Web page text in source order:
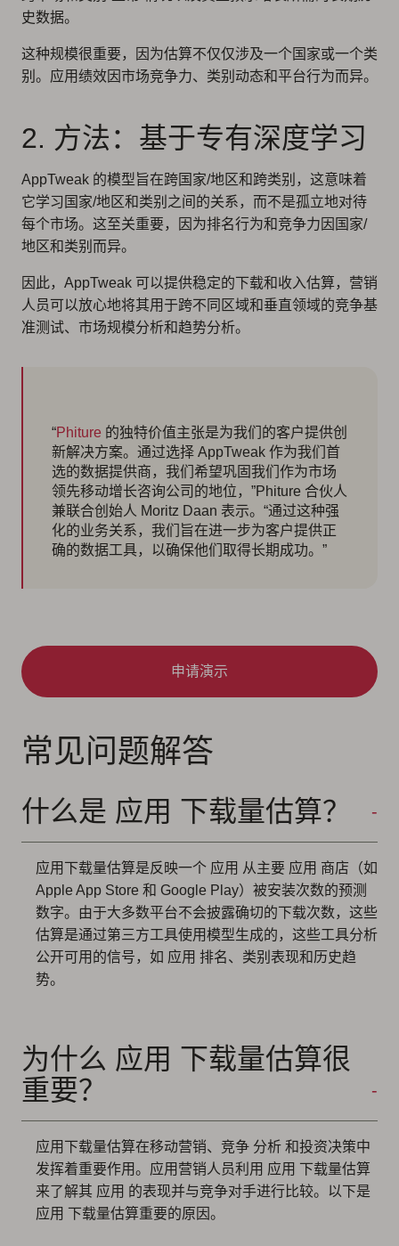
史数据。
这种规模很重要，因为估算不仅仅涉及一个国家或一个类
别。应用绩效因市场竞争力、类别动态和平台行为而异。
2. 方法：基于专有深度学习
AppTweak 的模型旨在跨国家/地区和跨类别，这意味着
它学习国家/地区和类别之间的关系，而不是孤立地对待
每个市场。这至关重要，因为排名行为和竞争力因国家/
地区和类别而异。
因此，AppTweak 可以提供稳定的下载和收入估算，营销
人员可以放心地将其用于跨不同区域和垂直领域的竞争基
准测试、市场规模分析和趋势分析。
“Phiture 的独特价值主张是为我们的客户提供创
新解决方案。通过选择 AppTweak 作为我们首
选的数据提供商，我们希望巩固我们作为市场
领先移动增长咨询公司的地位，”Phiture 合伙人
兼联合创始人 Moritz Daan 表示。“通过这种强
化的业务关系，我们旨在进一步为客户提供正
确的数据工具，以确保他们取得长期成功。”
申请演示
常见问题解答
什么是 应用 下载量估算？
应用下载量估算是反映一个 应用 从主要 应用 商店（如
Apple App Store 和 Google Play）被安装次数的预测
数字。由于大多数平台不会披露确切的下载次数，这些
估算是通过第三方工具使用模型生成的，这些工具分析
公开可用的信号，如 应用 排名、类别表现和历史趋
势。
为什么 应用 下载量估算很
重要？
应用下载量估算在移动营销、竞争 分析 和投资决策中
发挥着重要作用。应用营销人员利用 应用 下载量估算
来了解其 应用 的表现并与竞争对手进行比较。以下是
应用 下载量估算重要的原因。